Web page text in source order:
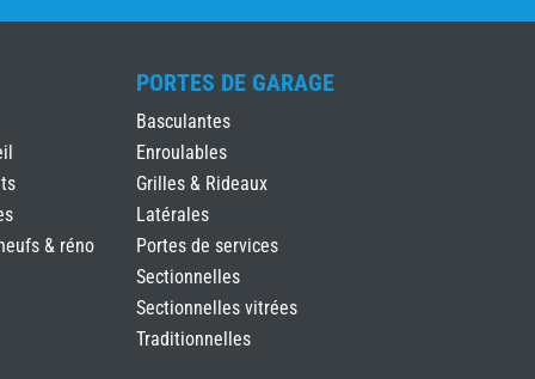
& réno
PORTES DE GARAGE
Basculantes
Enroulables
Grilles & Rideaux
Latérales
Portes de services
Sectionnelles
Sectionnelles vitrées
Traditionnelles